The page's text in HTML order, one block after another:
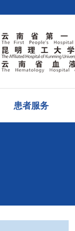
患者服务